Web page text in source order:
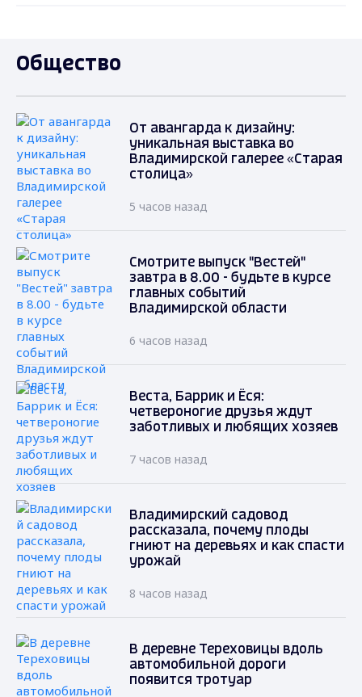
Общество
От авангарда к дизайну:
уникальная выставка во
Владимирской галерее «Старая
столица»
5 часов назад
Смотрите выпуск "Вестей"
завтра в 8.00 - будьте в курсе
главных событий
Владимирской области
6 часов назад
Веста, Баррик и Ёся:
четвероногие друзья ждут
заботливых и любящих хозяев
7 часов назад
Владимирский садовод
рассказала, почему плоды
гниют на деревьях и как спасти
урожай
8 часов назад
В деревне Тереховицы вдоль
автомобильной дороги
появится тротуар